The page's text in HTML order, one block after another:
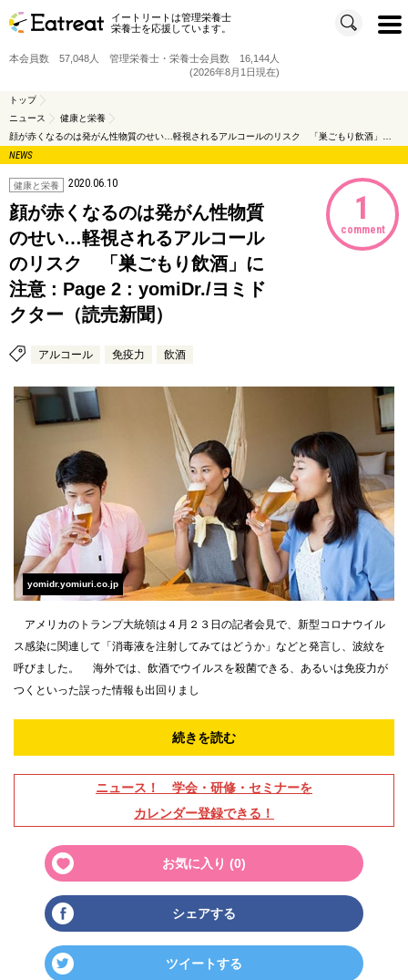
イートリートは管理栄養士
栄養士を応援しています。
t
o
t
i
本会員数 57,048人 管理栄養士・栄養士会員数 16,144人
(2026年8月1日現在)
トップ
ニュース
健康と栄養
NEWS
健康と栄養 2020.06.10
顔が赤くなるのは発がん性物質
のせい…軽視されるアルコール
のリスク 「巣ごもり飲酒」に
注意 : Page 2 : yomiDr./ヨミド
クター（読売新聞）
アルコール 免疫力 飲酒
1
comment
yomidr.yomiuri.co.jp
アメリカのトランプ大統領は４月２３日の記者会見で、新型コロナウイル
ス感染に関連して「消毒液を注射してみてはどうか」などと発言し、波紋を
呼びました。 海外では、飲酒でウイルスを殺菌できる、あるいは免疫力が
つくといった誤った情報も出回りまし
続きを読む
ニュース！ 学会・研修・セミナーを
カレンダー登録できる！
お気に入り (0)
シェアする
ツイートする